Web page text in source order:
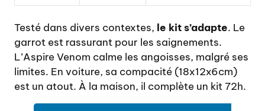
Testé dans divers contextes, le kit s’adapte. Le
garrot est rassurant pour les saignements.
L’Aspire Venom calme les angoisses, malgré ses
limites. En voiture, sa compacité (18x12x6cm)
est un atout. À la maison, il complète un kit 72h.